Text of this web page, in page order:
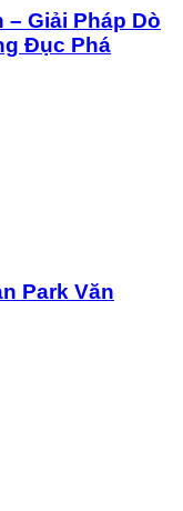
Giải Pháp Dò
Đục Phá
Park Văn